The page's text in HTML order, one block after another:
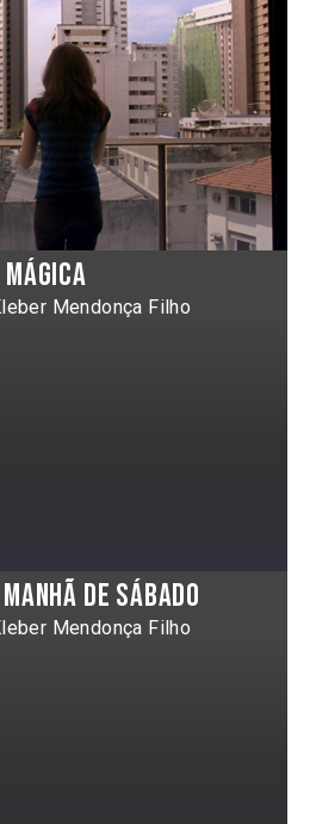
Mendonça Filho
de sábado
Mendonça Filho